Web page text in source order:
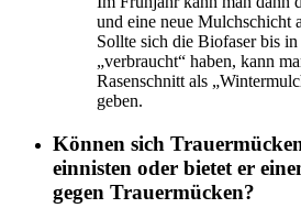
und eine neue Mulchschicht
Sollte sich die Biofaser bis
„verbraucht“ haben, kann
Rasenschnitt als
geben.
Können sich
einnisten oder bietet er
gegen Trauermücken?